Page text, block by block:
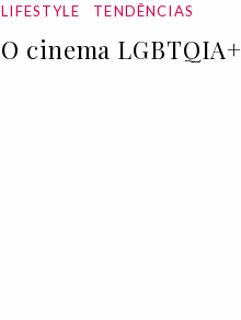
LIFESTYLE TENDÊNCIAS
O cinema LGBTQIA+